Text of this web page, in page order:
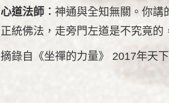
心道法師︰ 神通與全知無關。你講
正統佛法，走旁門左道是不究竟的
摘錄自《坐禪的力量》 2017年天